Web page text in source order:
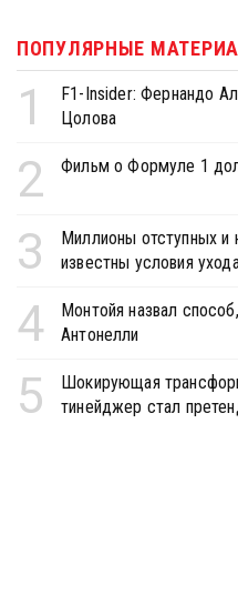
ПОПУЛЯРНЫЕ
1
F1-Insider: Фернандо
Цолова
2 Фильм о Формуле 1
3
Миллионы отступных и
известны условия
4
Монтойя назвал
Антонелли
5
Шокирующая
тинейджер стал